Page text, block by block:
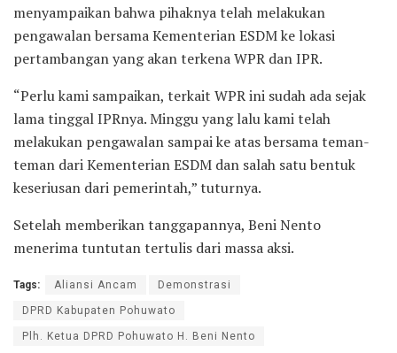
menyampaikan bahwa pihaknya telah melakukan
pengawalan bersama Kementerian ESDM ke lokasi
pertambangan yang akan terkena WPR dan IPR.
“Perlu kami sampaikan, terkait WPR ini sudah ada sejak
lama tinggal IPRnya. Minggu yang lalu kami telah
melakukan pengawalan sampai ke atas bersama teman-
teman dari Kementerian ESDM dan salah satu bentuk
keseriusan dari pemerintah,” tuturnya.
Setelah memberikan tanggapannya, Beni Nento
menerima tuntutan tertulis dari massa aksi.
Tags: Aliansi Ancam Demonstrasi
DPRD Kabupaten Pohuwato
Plh. Ketua DPRD Pohuwato H. Beni Nento